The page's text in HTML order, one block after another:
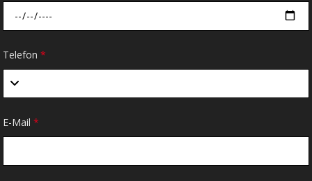
Telefon*
E-Mail*